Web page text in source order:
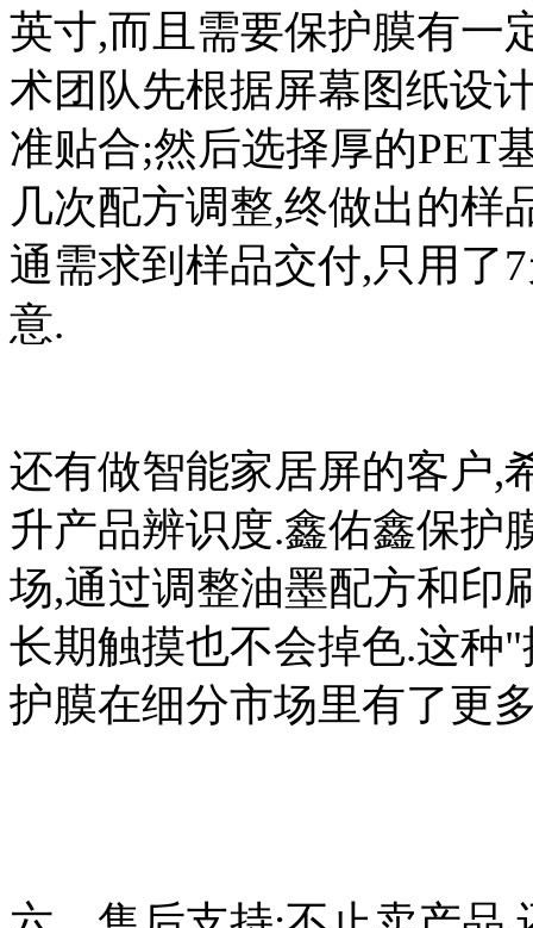
英寸,而且需要保护膜有一
术团队先根据屏幕图纸设
准贴合;然后选择厚的PET
几次配方调整,终做出的样
通需求到样品交付,只用了
意.
还有做智能家居屏的客户,
升产品辨识度.鑫佑鑫保护
场,通过调整油墨配方和印
长期触摸也不会掉色.这种
护膜在细分市场里有了更